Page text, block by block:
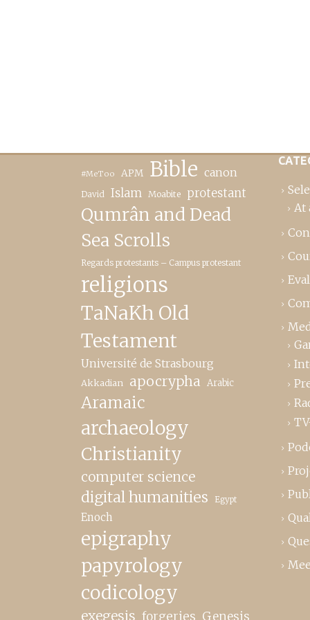
#MeToo APM Bible canon
David Islam Moabite protestant
Qumrân and Dead
Sea Scrolls
Regards protestants – Campus protestant
religions
TaNaKh Old
Testament
Université de Strasbourg
Akkadian apocrypha Arabic
Aramaic
archaeology
Christianity
computer science
digital humanities Egypt
Enoch
epigraphy
papyrology
codicology
exegesis forgeries Genesis
At